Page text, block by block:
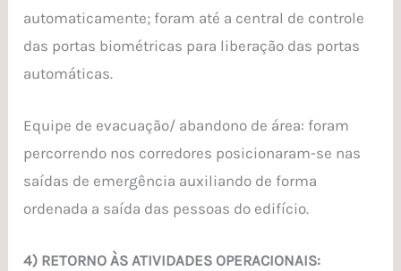
automaticamente; foram até a central de controle
das portas biométricas para liberação das portas
automáticas.
Equipe de evacuação/ abandono de área: foram
percorrendo nos corredores posicionaram-se nas
saídas de emergência auxiliando de forma
ordenada a saída das pessoas do edifício.
4) RETORNO ÀS ATIVIDADES OPERACIONAIS: